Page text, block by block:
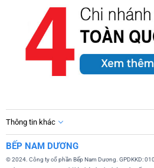
Thông tin khác
BẾP NAM DƯƠNG
© 2024. Công ty cổ phần Bếp Nam Dương. GPDKKD: